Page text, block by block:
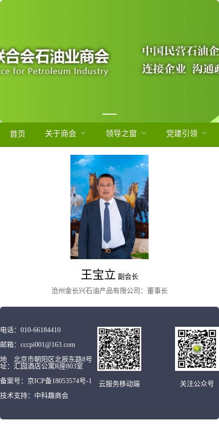
首页 关于商会 领导之窗 党建引领
王宝立 副会长
沧州金长兴石油产品有限公司：董事长
电话： 010-66184410
邮箱： cccpi001@163.com
地
址：
北京市朝阳区北辰东路8号
汇园酒店公寓R座803室
备案号： 京ICP备18053574号-1
技术支持： 中科趣商会
云服务移动端 关注公众号